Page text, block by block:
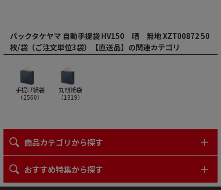
パックタケヤマ 自動手提袋 HV150 晒 無地 XZT00872 50
枚/袋（ご注文単位3袋）【直送品】の関連カテゴリ
手提げ紙袋
（2560）
丸紐紙袋
（1319）
商品カテゴリから探す
おすすめ特集から探す